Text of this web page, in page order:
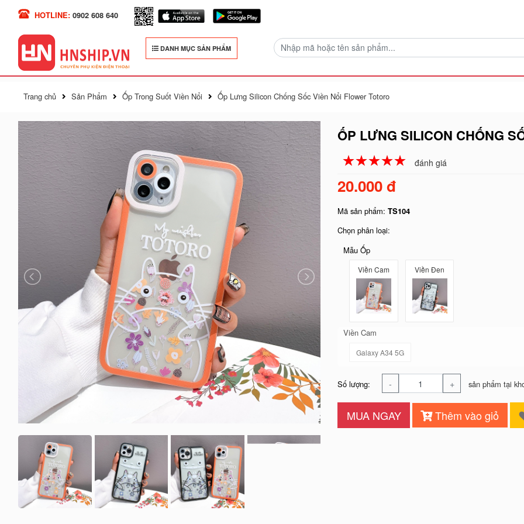
HOTLINE: 0902 608 640
DANH MỤC SẢN PHẨM
Trang chủ Sản Phẩm Ốp Trong Suốt Viền Nổi Ốp Lưng Silicon Chống Sốc Viền Nổi Flower Totoro
ỐP LƯNG SILICON CHỐNG
☆☆☆☆☆
★★★★★ đánh giá
20.000 đ
Mã sản phẩm:TS104
Chọn phân loại:
Mẫu Ốp
Viền Cam Viền Đen
Viền Cam
Galaxy A34 5G
Số lượng: - + sản phẩm tại
MUA NGAY Thêm vào giỏ